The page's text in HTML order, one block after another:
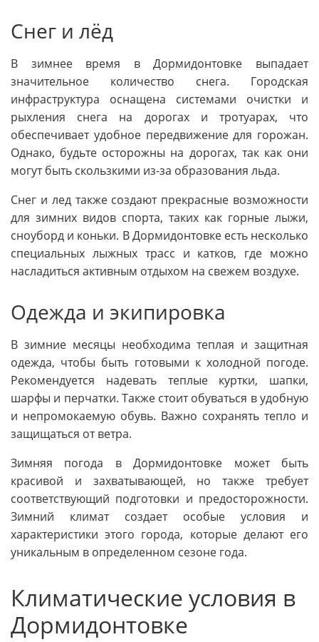
Снег и лёд
В зимнее время в Дормидонтовке выпадает
значительное количество снега. Городская
инфраструктура оснащена системами очистки и
рыхления снега на дорогах и тротуарах, что
обеспечивает удобное передвижение для горожан.
Однако, будьте осторожны на дорогах, так как они
могут быть скользкими из-за образования льда.
Снег и лед также создают прекрасные возможности
для зимних видов спорта, таких как горные лыжи,
сноуборд и коньки. В Дормидонтовке есть несколько
специальных лыжных трасс и катков, где можно
насладиться активным отдыхом на свежем воздухе.
Одежда и экипировка
В зимние месяцы необходима теплая и защитная
одежда, чтобы быть готовыми к холодной погоде.
Рекомендуется надевать теплые куртки, шапки,
шарфы и перчатки. Также стоит обуваться в удобную
и непромокаемую обувь. Важно сохранять тепло и
защищаться от ветра.
Зимняя погода в Дормидонтовке может быть
красивой и захватывающей, но также требует
соответствующий подготовки и предосторожности.
Зимний климат создает особые условия и
характеристики этого города, которые делают его
уникальным в определенном сезоне года.
Климатические условия в
Дормидонтовке